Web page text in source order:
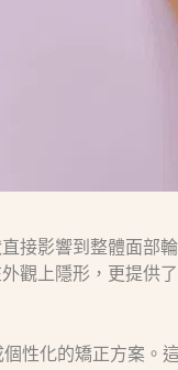
接影響到整體面部
觀上隱形，更提供
性化的矯正方案